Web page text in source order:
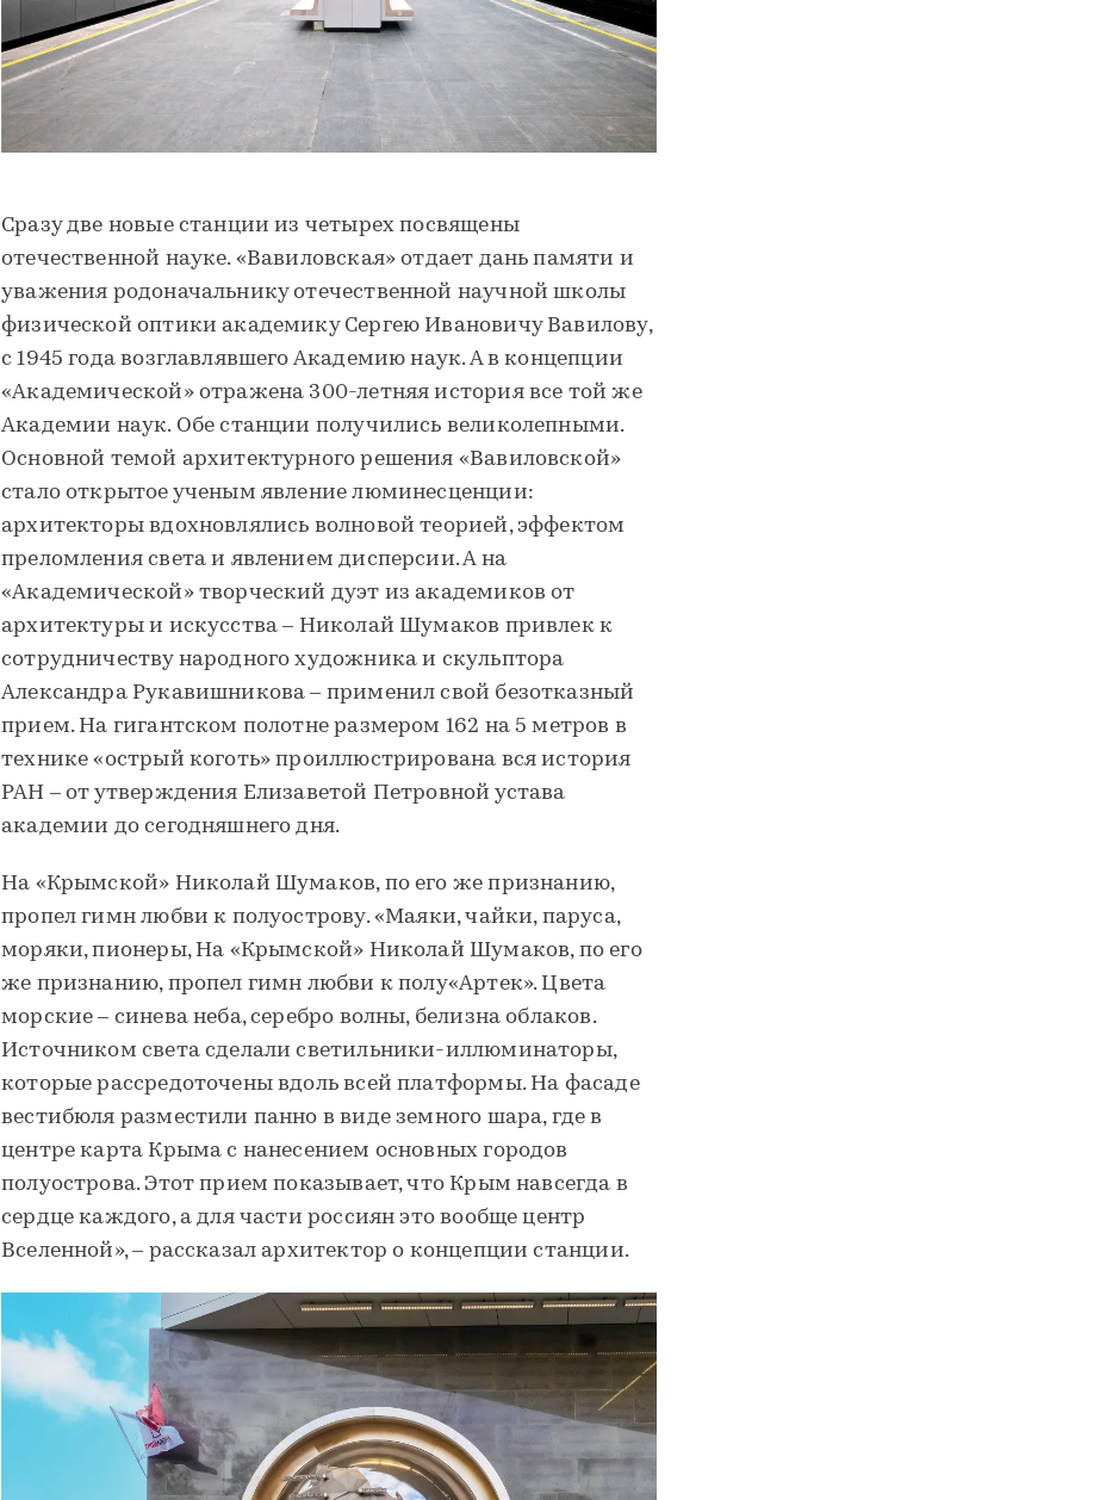
Сразу две новые станции из четырех посвящены
отечественной науке. «Вавиловская» отдает дань памяти и
уважения родоначальнику отечественной научной школы
физической оптики академику Сергею Ивановичу Вавилову,
с 1945 года возглавлявшего Академию наук. А в концепции
«Академической» отражена 300-летняя история все той же
Академии наук. Обе станции получились великолепными.
Основной темой архитектурного решения «Вавиловской»
стало открытое ученым явление люминесценции:
архитекторы вдохновлялись волновой теорией, эффектом
преломления света и явлением дисперсии. А на
«Академической» творческий дуэт из академиков от
архитектуры и искусства – Николай Шумаков привлек к
сотрудничеству народного художника и скульптора
Александра Рукавишникова – применил свой безотказный
прием. На гигантском полотне размером 162 на 5 метров в
технике «острый коготь» проиллюстрирована вся история
РАН – от утверждения Елизаветой Петровной устава
академии до сегодняшнего дня.
На «Крымской» Николай Шумаков, по его же признанию,
пропел гимн любви к полуострову. «Маяки, чайки, паруса,
моряки, пионеры, На «Крымской» Николай Шумаков, по его
же признанию, пропел гимн любви к полу«Артек». Цвета
морские – синева неба, серебро волны, белизна облаков.
Источником света сделали светильники-иллюминаторы,
которые рассредоточены вдоль всей платформы. На фасаде
вестибюля разместили панно в виде земного шара, где в
центре карта Крыма с нанесением основных городов
полуострова. Этот прием показывает, что Крым навсегда в
сердце каждого, а для части россиян это вообще центр
Вселенной», – рассказал архитектор о концепции станции.